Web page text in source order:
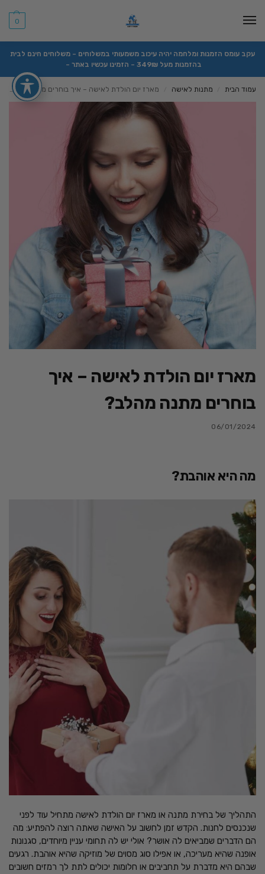
0
עקב עומס הזמנות ומלחמה יהיה עיכוב משמעותי במשלוחים – משלוחים חינם לבית
בהזמנות מעל 349₪ – הזמינו עכשיו באתר –
עמוד הבית מתנות לאישה מארז יום הולדת לאישה – איך בוחרים מתנה מהלב?
מארז יום הולדת לאישה – איך
בוחרים מתנה מהלב?
06/01/2024
מה היא אוהבת?
התהליך של בחירת מתנה או מארז יום הולדת לאישה מתחיל עוד לפני
שנכנסים לחנות. הקדש זמן לחשוב על האישה שאתה רוצה להפתיע: מה
הם הדברים שמביאים לה אושר? אולי יש לה תחומי עניין מיוחדים, סגנונות
אופנה שהיא מעריכה, או אפילו סוג מסוים של מוזיקה שהיא אוהבת. רגעים
שבהם היא מדברת על תחביבים או חלומות יכולים לתת לך רמזים חשובים